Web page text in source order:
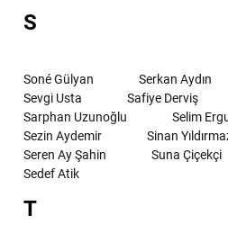
S
Soné Gülyan Serkan Aydın
Sevgi Usta
Safiye Derviş
Sarphan Uzunoğlu
Selim
Sezin Aydemir
Sinan
Seren Ay Şahin
Suna Çiçekçi
Sedef Atik
T